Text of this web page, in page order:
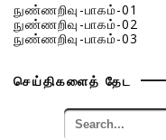
நுண்ணறிவு-பாகம்-01
நுண்ணறிவு-பாகம்-02
நுண்ணறிவு-பாகம்-03
செய்திகளைத் தேட